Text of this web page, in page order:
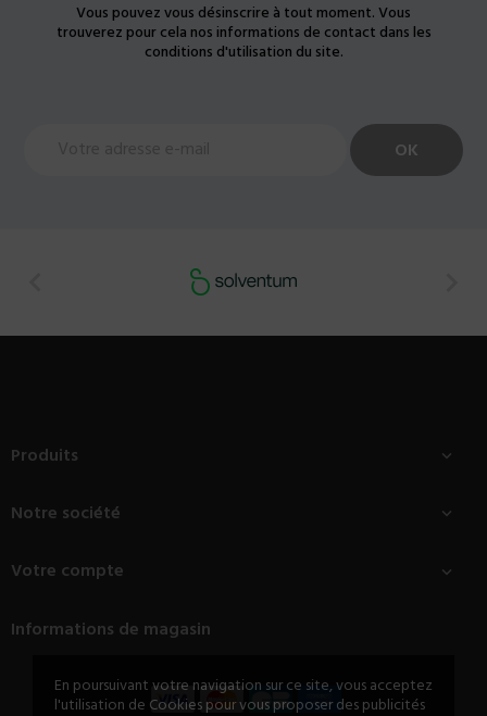
En poursuivant votre navigation sur ce site, vous acceptez
l'utilisation de Cookies pour vous proposer des publicités
Vous pouvez vous désinscrire à tout moment. Vous
trouverez pour cela nos informations de contact dans les
conditions d'utilisation du site.
Produits 
Notre société 
Votre compte 
Informations de magasin